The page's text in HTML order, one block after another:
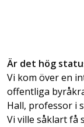
Är det hög
Vi kom över en
offentliga
Hall, professor i
Vi ville såklart få